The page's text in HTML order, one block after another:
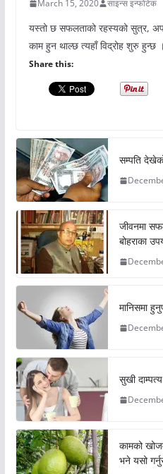
March 15, 2020 साइन्स इन्फोटेक
यस्तो छ सफलताको रहस्यको सुत्र,
काम हुन थाल्छ त्यहाँ विद्रोह शुरु हुन्छ
Share this:
सम्पति
जीवनमा
बोहराका
मानिसमा
सुखी
कामको
भने यसो